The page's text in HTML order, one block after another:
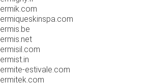
estivale.com